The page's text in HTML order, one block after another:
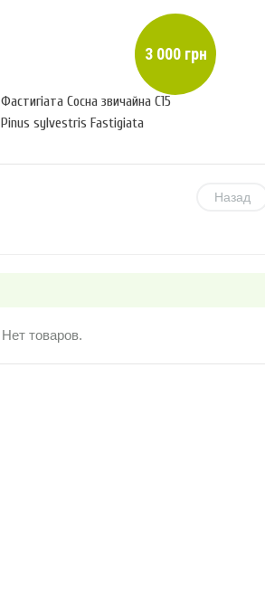
3 000 грн
Фастигіата Сосна звичайна С15
Pinus sylvestris Fastigiata
Назад
Нет товаров.